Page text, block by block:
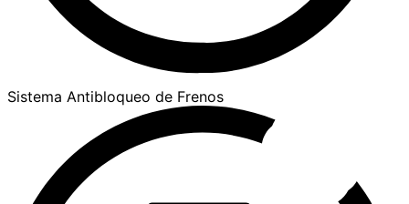
Sistema Antibloqueo de Frenos